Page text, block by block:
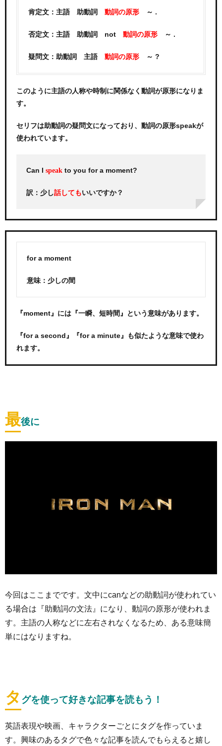
肯定文：主語 助動詞 動詞の原形 ～ .
否定文：主語 助動詞 not 動詞の原形 ～ .
疑問文：助動詞 主語 動詞の原形 ～ ?
このように主語の人称や時制に関係なく動詞が原形になりま
す。
セリフは助動詞の疑問文になっており、動詞の原形speakが
使われています。
Can I speak to you for a moment?
訳：少し話してもいいですか？
for a moment
意味：少しの間
『moment』には『一瞬、短時間』という意味があります。
『for a second』『for a minute』も似たような意味で使わ
れます。
最後に
今回はここまでです。文中にcanなどの助動詞が使われてい
る場合は『助動詞の文法』になり、動詞の原形が使われま
す。主語の人称などに左右されなくなるため、ある意味簡
単にはなりますね。
タ グを使って好きな記事を読もう！
英語表現や映画、キャラクターごとにタグを作っていま
す。興味のあるタグで色々な記事を読んでもらえると嬉し